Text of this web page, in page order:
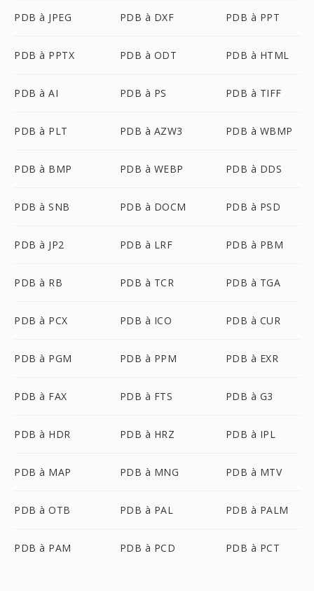
PDB à JPEG PDB à DXF PDB à PPT
PDB à PPTX PDB à ODT PDB à HTML
PDB à AI PDB à PS PDB à TIFF
PDB à PLT PDB à AZW3 PDB à WBMP
PDB à BMP PDB à WEBP PDB à DDS
PDB à SNB PDB à DOCM PDB à PSD
PDB à JP2 PDB à LRF PDB à PBM
PDB à RB PDB à TCR PDB à TGA
PDB à PCX PDB à ICO PDB à CUR
PDB à PGM PDB à PPM PDB à EXR
PDB à FAX PDB à FTS PDB à G3
PDB à HDR PDB à HRZ PDB à IPL
PDB à MAP PDB à MNG PDB à MTV
PDB à OTB PDB à PAL PDB à PALM
PDB à PAM PDB à PCD PDB à PCT